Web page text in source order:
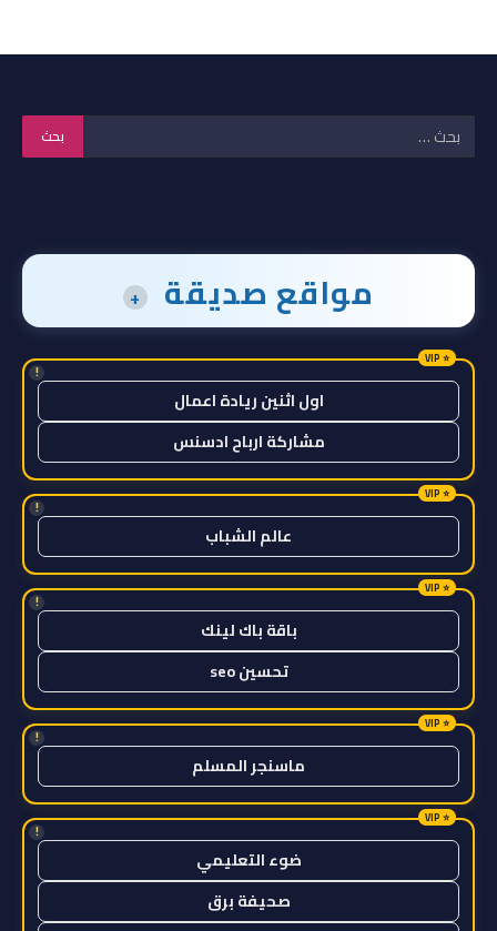
مواقع صديقة +
!
اول اثنين ريادة اعمال
مشاركة ارباح ادسنس
!
عالم الشباب
!
باقة باك لينك
تحسين seo
!
ماسنجر المسلم
!
ضوء التعليمي
صحيفة برق